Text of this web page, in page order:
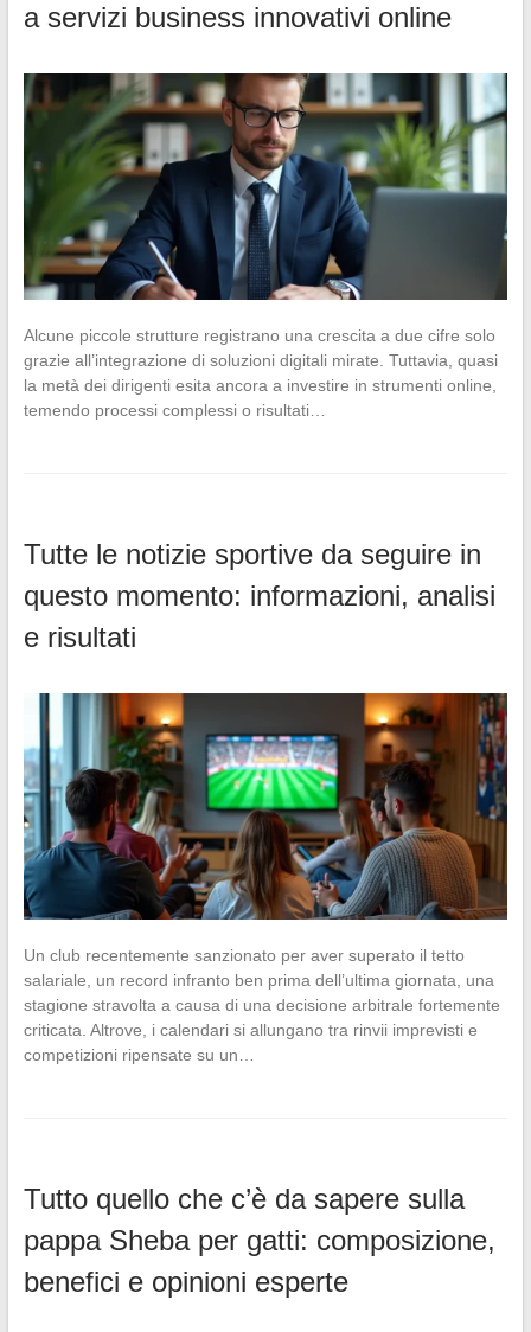
a servizi business innovativi online
Alcune piccole strutture registrano una crescita a due cifre solo
grazie all’integrazione di soluzioni digitali mirate. Tuttavia, quasi
la metà dei dirigenti esita ancora a investire in strumenti online,
temendo processi complessi o risultati…
Tutte le notizie sportive da seguire in
questo momento: informazioni, analisi
e risultati
Un club recentemente sanzionato per aver superato il tetto
salariale, un record infranto ben prima dell’ultima giornata, una
stagione stravolta a causa di una decisione arbitrale fortemente
criticata. Altrove, i calendari si allungano tra rinvii imprevisti e
competizioni ripensate su un…
Tutto quello che c’è da sapere sulla
pappa Sheba per gatti: composizione,
benefici e opinioni esperte